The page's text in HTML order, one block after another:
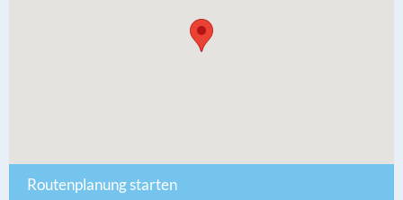
Routenplanung starten